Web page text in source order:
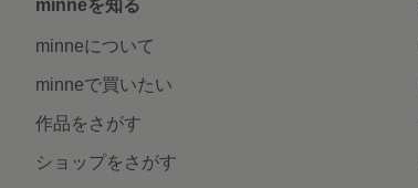
minneを知る
minneについて
minneで買いたい
作品をさがす
ショップをさがす